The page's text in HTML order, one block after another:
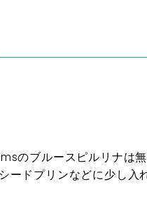
のブルースピルリナは
ードプリンなどに少し入